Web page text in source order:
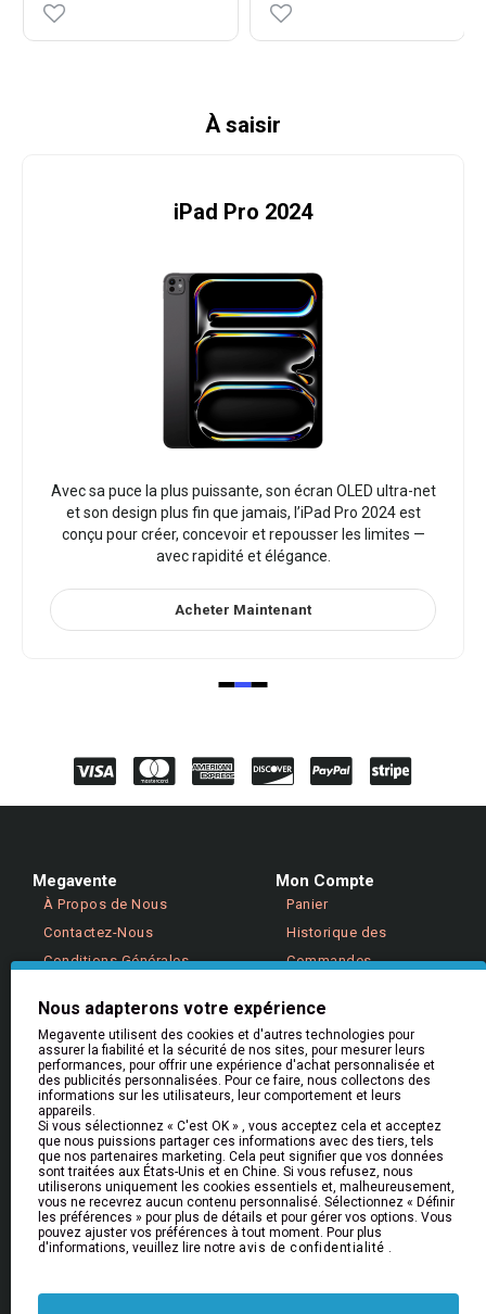
À saisir
iPad Pro 2024
Avec sa puce la plus puissante, son écran OLED ultra-net
et son design plus fin que jamais, l’iPad Pro 2024 est
conçu pour créer, concevoir et repousser les limites —
avec rapidité et élégance.
Acheter Maintenant
Megavente
À Propos de Nous
Contactez-Nous
Conditions Générales
Mon Compte
Panier
Historique des
Commandes
Aide & Informations
Aide
Livraison
Retours et Remboursements
FAQs
Bulletin
Restez informé des nouveautés et des promotions
Nous adapterons votre expérience
Megavente utilisent des cookies et d'autres technologies pour
assurer la fiabilité et la sécurité de nos sites, pour mesurer leurs
performances, pour offrir une expérience d'achat personnalisée et
des publicités personnalisées. Pour ce faire, nous collectons des
informations sur les utilisateurs, leur comportement et leurs
appareils.
Si vous sélectionnez « C'est OK » , vous acceptez cela et acceptez
que nous puissions partager ces informations avec des tiers, tels
que nos partenaires marketing. Cela peut signifier que vos données
sont traitées aux États-Unis et en Chine. Si vous refusez, nous
utiliserons uniquement les cookies essentiels et, malheureusement,
vous ne recevrez aucun contenu personnalisé. Sélectionnez « Définir
les préférences » pour plus de détails et pour gérer vos options. Vous
pouvez ajuster vos préférences à tout moment. Pour plus
d'informations, veuillez lire notre avis de confidentialité .